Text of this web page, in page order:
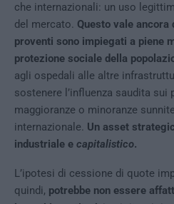
che internazionali: un uso
del mercato. Questo vale
proventi sono impiegati a piene
protezione sociale della
agli ospedali alle altre
sostenere l’influenza saudita sui
maggioranze o minoranze
internazionale. Un asset
industriale e capitalistico.
L’ipotesi di cessione di quote
quindi, potrebbe non essere